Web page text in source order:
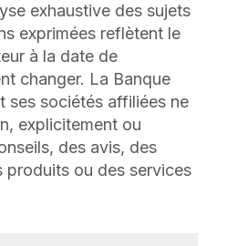
exhaustive des sujets
exprimées reflètent le
à la date de
changer. La Banque
ses sociétés affiliées ne
explicitement ou
des avis, des
produits ou des services